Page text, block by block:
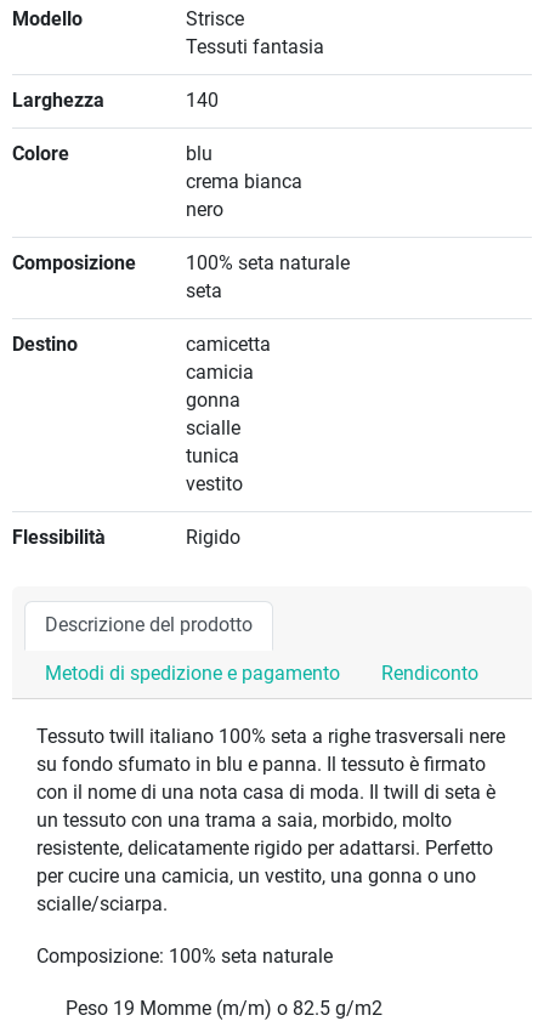
Modello
Strisce
Tessuti fantasia
Larghezza 140
Colore
blu
crema bianca
nero
Composizione
100% seta naturale
seta
Destino
camicetta
camicia
gonna
scialle
tunica
vestito
Flessibilità Rigido
Descrizione del prodotto
Metodi di spedizione e pagamento Rendiconto
Tessuto twill italiano 100% seta a righe trasversali nere
su fondo sfumato in blu e panna. Il tessuto è firmato
con il nome di una nota casa di moda. Il twill di seta è
un tessuto con una trama a saia, morbido, molto
resistente, delicatamente rigido per adattarsi. Perfetto
per cucire una camicia, un vestito, una gonna o uno
scialle/sciarpa.
Composizione: 100% seta naturale
Peso 19 Momme (m/m) o 82.5 g/m2